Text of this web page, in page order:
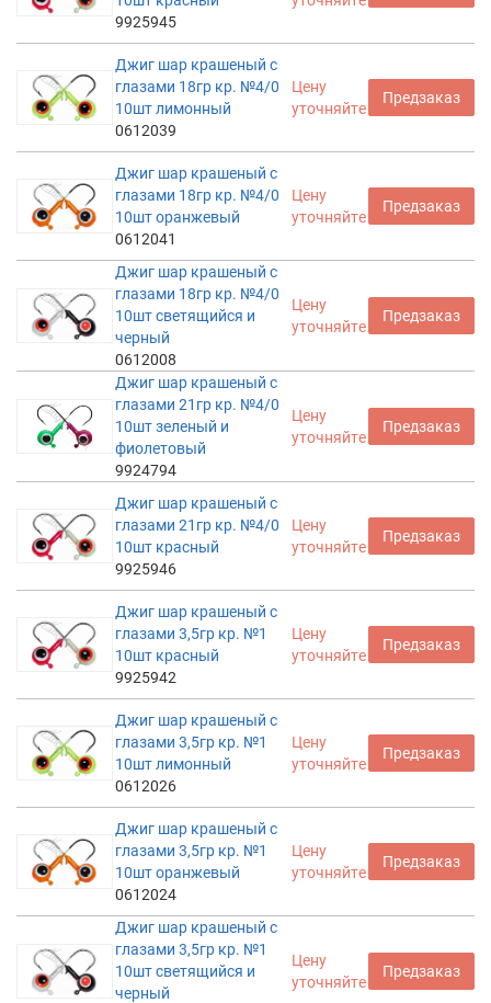
9925945
Джиг шар крашеный с
глазами 18гр кр. №4/0
10шт лимонный
0612039
Цену
уточняйте
Предзаказ
Джиг шар крашеный с
глазами 18гр кр. №4/0
10шт оранжевый
0612041
Цену
уточняйте
Предзаказ
Джиг шар крашеный с
глазами 18гр кр. №4/0
10шт светящийся и
черный
0612008
Цену
уточняйте
Предзаказ
Джиг шар крашеный с
глазами 21гр кр. №4/0
10шт зеленый и
фиолетовый
9924794
Цену
уточняйте
Предзаказ
Джиг шар крашеный с
глазами 21гр кр. №4/0
10шт красный
9925946
Цену
уточняйте
Предзаказ
Джиг шар крашеный с
глазами 3,5гр кр. №1
10шт красный
9925942
Цену
уточняйте
Предзаказ
Джиг шар крашеный с
глазами 3,5гр кр. №1
10шт лимонный
0612026
Цену
уточняйте
Предзаказ
Джиг шар крашеный с
глазами 3,5гр кр. №1
10шт оранжевый
0612024
Цену
уточняйте
Предзаказ
Джиг шар крашеный с
глазами 3,5гр кр. №1
10шт светящийся и
черный
Цену
уточняйте
Предзаказ